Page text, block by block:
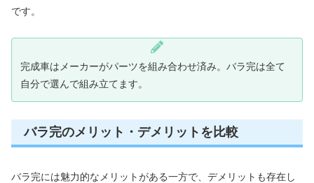
です。
完成車はメーカーがパーツを組み合わせ済み。バラ完は全て
自分で選んで組み立てます。
バラ完のメリット・デメリットを比較
バラ完には魅力的なメリットがある一方で、デメリットも存在し